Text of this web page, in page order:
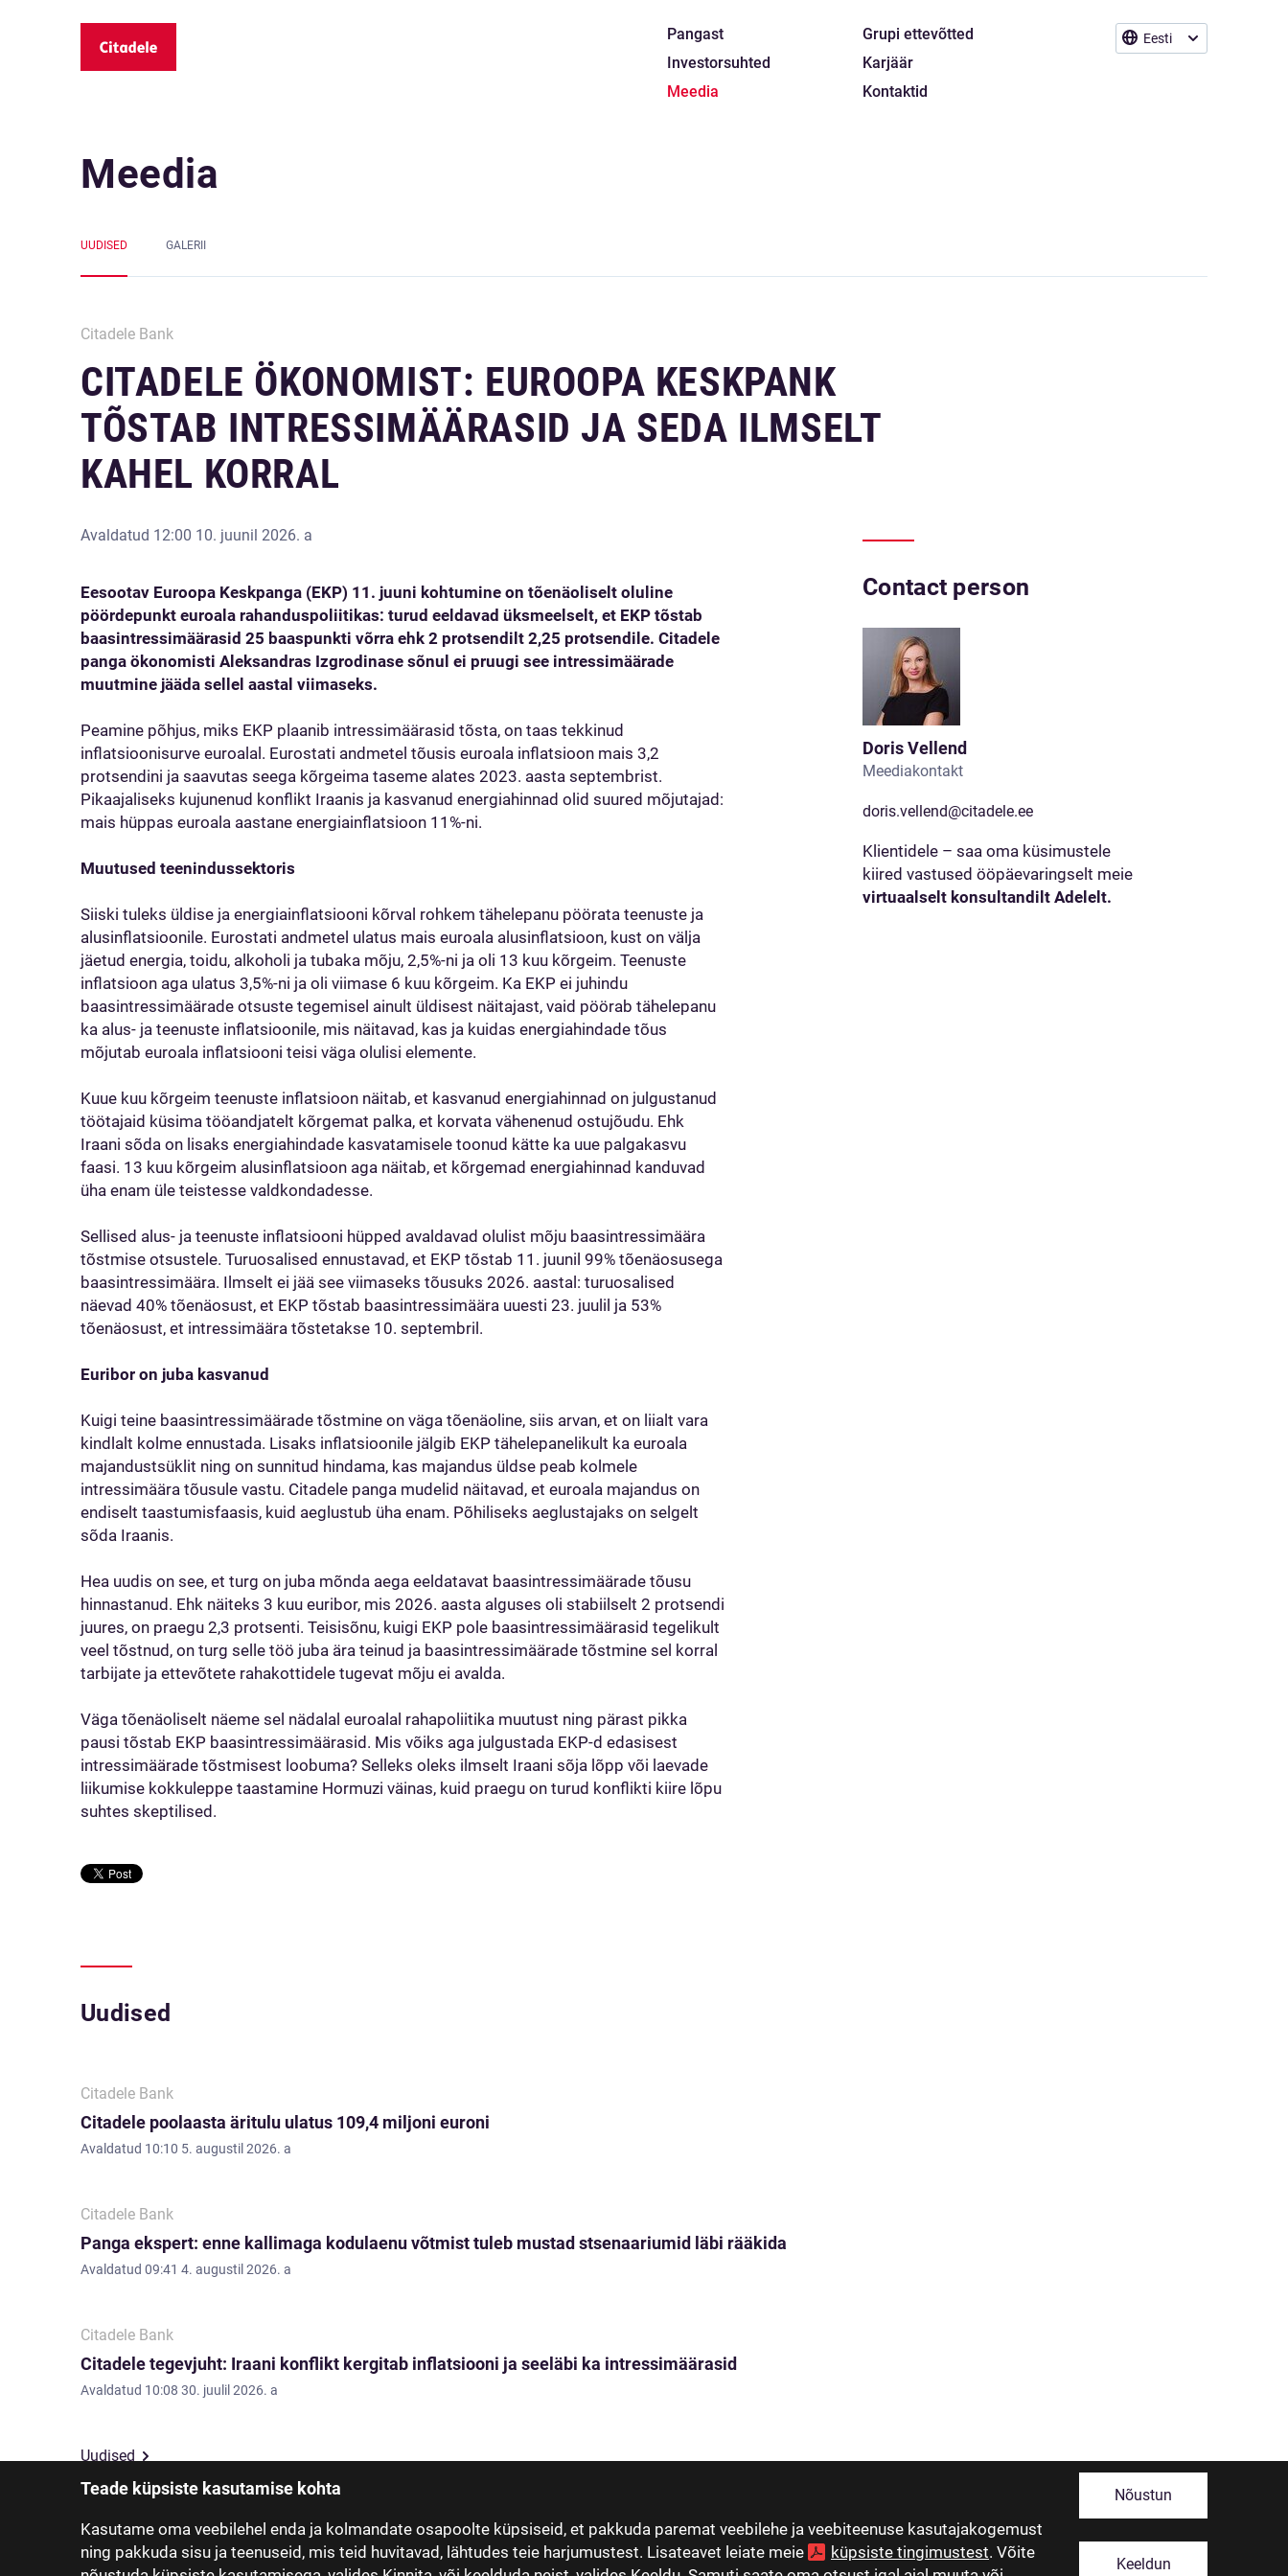
Teade küpsiste kasutamise kohta
Kasutame oma veebilehel enda ja kolmandate osapoolte küpsiseid, et pakkuda paremat veebilehe ja veebiteenuse kasutajakogemust
ning pakkuda sisu ja teenuseid, mis teid huvitavad, lähtudes teie harjumustest. Lisateavet leiate meie
küpsiste tingimustest. Võite
Nõustun
Keeldun
Eesti
Pangast
Investorsuhted
Meedia
Grupi ettevõtted
Karjäär
Kontaktid
Meedia
UUDISED GALERII
Citadele Bank
CITADELE ÖKONOMIST: EUROOPA KESKPANK
TÕSTAB INTRESSIMÄÄRASID JA SEDA ILMSELT
KAHEL KORRAL
Avaldatud 12:00 10. juunil 2026. a
Eesootav Euroopa Keskpanga (EKP) 11. juuni kohtumine on tõenäoliselt oluline
pöördepunkt euroala rahanduspoliitikas: turud eeldavad üksmeelselt, et EKP tõstab
baasintressimäärasid 25 baaspunkti võrra ehk 2 protsendilt 2,25 protsendile. Citadele
panga ökonomisti Aleksandras Izgrodinase sõnul ei pruugi see intressimäärade
muutmine jääda sellel aastal viimaseks.
Peamine põhjus, miks EKP plaanib intressimäärasid tõsta, on taas tekkinud
inflatsioonisurve euroalal. Eurostati andmetel tõusis euroala inflatsioon mais 3,2
protsendini ja saavutas seega kõrgeima taseme alates 2023. aasta septembrist.
Pikaajaliseks kujunenud konflikt Iraanis ja kasvanud energiahinnad olid suured mõjutajad:
mais hüppas euroala aastane energiainflatsioon 11%-ni.
Muutused teenindussektoris
Siiski tuleks üldise ja energiainflatsiooni kõrval rohkem tähelepanu pöörata teenuste ja
alusinflatsioonile. Eurostati andmetel ulatus mais euroala alusinflatsioon, kust on välja
jäetud energia, toidu, alkoholi ja tubaka mõju, 2,5%-ni ja oli 13 kuu kõrgeim. Teenuste
inflatsioon aga ulatus 3,5%-ni ja oli viimase 6 kuu kõrgeim. Ka EKP ei juhindu
baasintressimäärade otsuste tegemisel ainult üldisest näitajast, vaid pöörab tähelepanu
ka alus- ja teenuste inflatsioonile, mis näitavad, kas ja kuidas energiahindade tõus
mõjutab euroala inflatsiooni teisi väga olulisi elemente.
Kuue kuu kõrgeim teenuste inflatsioon näitab, et kasvanud energiahinnad on julgustanud
töötajaid küsima tööandjatelt kõrgemat palka, et korvata vähenenud ostujõudu. Ehk
Iraani sõda on lisaks energiahindade kasvatamisele toonud kätte ka uue palgakasvu
faasi. 13 kuu kõrgeim alusinflatsioon aga näitab, et kõrgemad energiahinnad kanduvad
üha enam üle teistesse valdkondadesse.
Sellised alus- ja teenuste inflatsiooni hüpped avaldavad olulist mõju baasintressimäära
tõstmise otsustele. Turuosalised ennustavad, et EKP tõstab 11. juunil 99% tõenäosusega
baasintressimäära. Ilmselt ei jää see viimaseks tõusuks 2026. aastal: turuosalised
näevad 40% tõenäosust, et EKP tõstab baasintressimäära uuesti 23. juulil ja 53%
tõenäosust, et intressimäära tõstetakse 10. septembril.
Euribor on juba kasvanud
Kuigi teine baasintressimäärade tõstmine on väga tõenäoline, siis arvan, et on liialt vara
kindlalt kolme ennustada. Lisaks inflatsioonile jälgib EKP tähelepanelikult ka euroala
majandustsüklit ning on sunnitud hindama, kas majandus üldse peab kolmele
intressimäära tõusule vastu. Citadele panga mudelid näitavad, et euroala majandus on
endiselt taastumisfaasis, kuid aeglustub üha enam. Põhiliseks aeglustajaks on selgelt
sõda Iraanis.
Hea uudis on see, et turg on juba mõnda aega eeldatavat baasintressimäärade tõusu
hinnastanud. Ehk näiteks 3 kuu euribor, mis 2026. aasta alguses oli stabiilselt 2 protsendi
juures, on praegu 2,3 ​​protsenti. Teisisõnu, kuigi EKP pole baasintressimäärasid tegelikult
veel tõstnud, on turg selle töö juba ära teinud ja baasintressimäärade tõstmine sel korral
tarbijate ja ettevõtete rahakottidele tugevat mõju ei avalda.
Väga tõenäoliselt näeme sel nädalal euroalal rahapoliitika muutust ning pärast pikka
pausi tõstab EKP baasintressimäärasid. Mis võiks aga julgustada EKP-d edasisest
intressimäärade tõstmisest loobuma? Selleks oleks ilmselt Iraani sõja lõpp või laevade
liikumise kokkuleppe taastamine Hormuzi väinas, kuid praegu on turud konflikti kiire lõpu
suhtes skeptilised.
Contact person
Doris Vellend
Meediakontakt
doris.vellend@citadele.ee
Klientidele – saa oma küsimustele
kiired vastused ööpäevaringselt meie
virtuaalselt konsultandilt Adelelt.
Uudised
Citadele Bank
Citadele poolaasta äritulu ulatus 109,4 miljoni euroni
Avaldatud 10:10 5. augustil 2026. a
Citadele Bank
Panga ekspert: enne kallimaga kodulaenu võtmist tuleb mustad stsenaariumid läbi rääkida
Avaldatud 09:41 4. augustil 2026. a
Citadele Bank
Citadele tegevjuht: Iraani konflikt kergitab inflatsiooni ja seeläbi ka intressimäärasid
Avaldatud 10:08 30. juulil 2026. a
Uudised